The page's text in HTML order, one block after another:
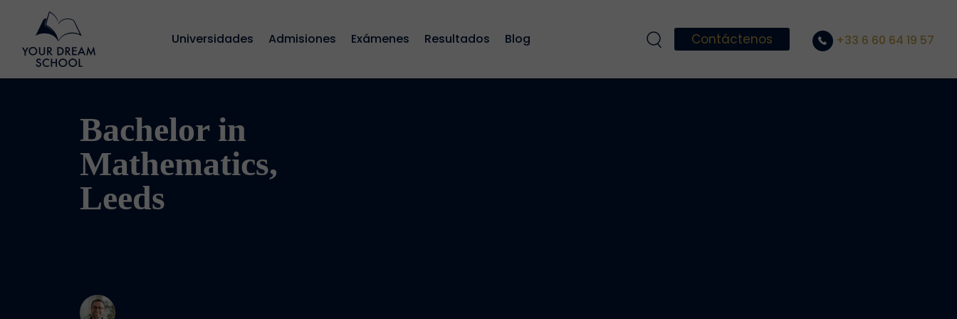
Universidades Admisiones Exámenes Resultados Blog Contáctenos +33 6 60 64 19 57
Bachelor in
Mathematics,
Leeds